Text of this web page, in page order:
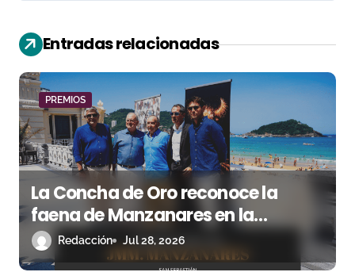
i
ó
n
d
e
e
n
t
Entradas relacionadas
PREMIOS
La Concha de Oro reconoce la
faena de Manzanares en la
Semana Grande 2025
Redacción Jul 28, 2026